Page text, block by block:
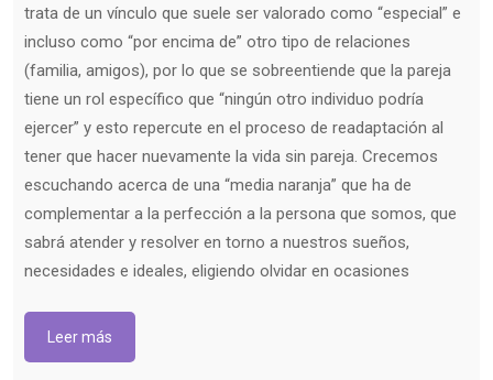
trata de un vínculo que suele ser valorado como “especial” e
incluso como “por encima de” otro tipo de relaciones
(familia, amigos), por lo que se sobreentiende que la pareja
tiene un rol específico que “ningún otro individuo podría
ejercer” y esto repercute en el proceso de readaptación al
tener que hacer nuevamente la vida sin pareja. Crecemos
escuchando acerca de una “media naranja” que ha de
complementar a la perfección a la persona que somos, que
sabrá atender y resolver en torno a nuestros sueños,
necesidades e ideales, eligiendo olvidar en ocasiones
Leer más